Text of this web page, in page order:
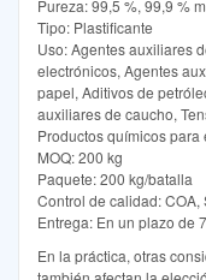
Pureza: 99,5 %, 99,9 %
Tipo: Plastificante
Uso: Agentes auxiliares
electrónicos, Agentes
papel, Aditivos de
auxiliares de caucho,
Productos químicos
MOQ: 200 kg
Paquete: 200 kg/batalla
Control de calidad: COA,
Entrega: En un plazo de
En la práctica, otras